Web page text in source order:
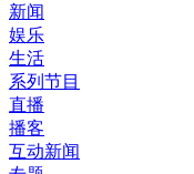
新闻
娱乐
生活
系列节目
直播
播客
互动新闻